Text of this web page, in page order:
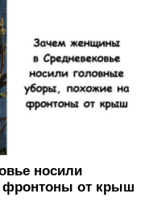
носили
фронтоны от крыш